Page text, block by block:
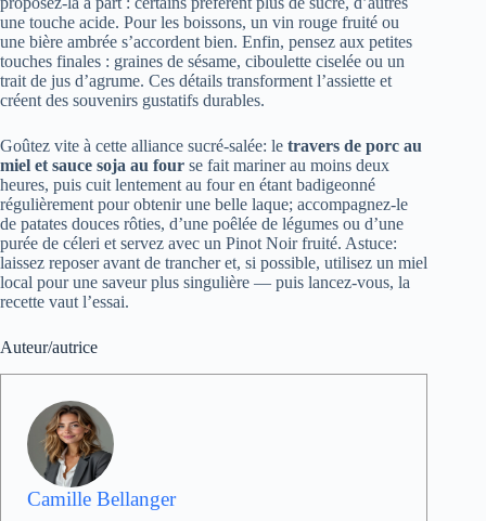
une touche acide. Pour les boissons, un vin rouge fruité ou
une bière ambrée s’accordent bien. Enfin, pensez aux petites
touches finales : graines de sésame, ciboulette ciselée ou un
trait de jus d’agrume. Ces détails transforment l’assiette et
créent des souvenirs gustatifs durables.
Goûtez vite à cette alliance sucré‑salée: le travers de porc au
miel et sauce soja au four se fait mariner au moins deux
heures, puis cuit lentement au four en étant badigeonné
régulièrement pour obtenir une belle laque; accompagnez-le
de patates douces rôties, d’une poêlée de légumes ou d’une
purée de céleri et servez avec un Pinot Noir fruité. Astuce:
laissez reposer avant de trancher et, si possible, utilisez un miel
local pour une saveur plus singulière — puis lancez‑vous, la
recette vaut l’essai.
Auteur/autrice
Camille Bellanger